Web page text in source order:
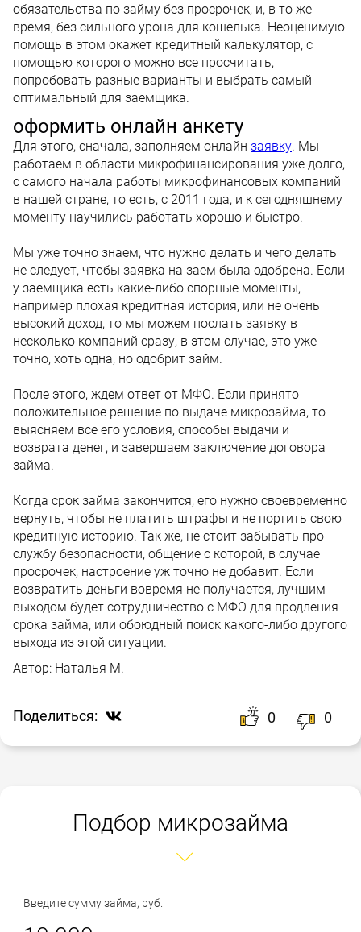
обязательства по займу без просрочек, и, в то же
время, без сильного урона для кошелька. Неоценимую
помощь в этом окажет кредитный калькулятор, с
помощью которого можно все просчитать,
попробовать разные варианты и выбрать самый
оптимальный для заемщика.
оформить онлайн анкету
Для этого, сначала, заполняем онлайн заявку. Мы
работаем в области микрофинансирования уже долго,
с самого начала работы микрофинансовых компаний
в нашей стране, то есть, с 2011 года, и к сегодняшнему
моменту научились работать хорошо и быстро.
Мы уже точно знаем, что нужно делать и чего делать
не следует, чтобы заявка на заем была одобрена. Если
у заемщика есть какие-либо спорные моменты,
например плохая кредитная история, или не очень
высокий доход, то мы можем послать заявку в
несколько компаний сразу, в этом случае, это уже
точно, хоть одна, но одобрит займ.
После этого, ждем ответ от МФО. Если принято
положительное решение по выдаче микрозайма, то
выясняем все его условия, способы выдачи и
возврата денег, и завершаем заключение договора
займа.
Когда срок займа закончится, его нужно своевременно
вернуть, чтобы не платить штрафы и не портить свою
кредитную историю. Так же, не стоит забывать про
службу безопасности, общение с которой, в случае
просрочек, настроение уж точно не добавит. Если
возвратить деньги вовремя не получается, лучшим
выходом будет сотрудничество с МФО для продления
срока займа, или обоюдный поиск какого-либо другого
выхода из этой ситуации.
Автор: Наталья М.
Поделиться: 0 0
Подбор микрозайма
Введите сумму займа, руб.